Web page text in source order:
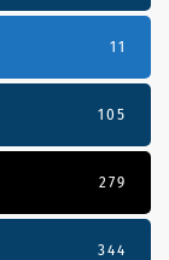
11
105
279
344